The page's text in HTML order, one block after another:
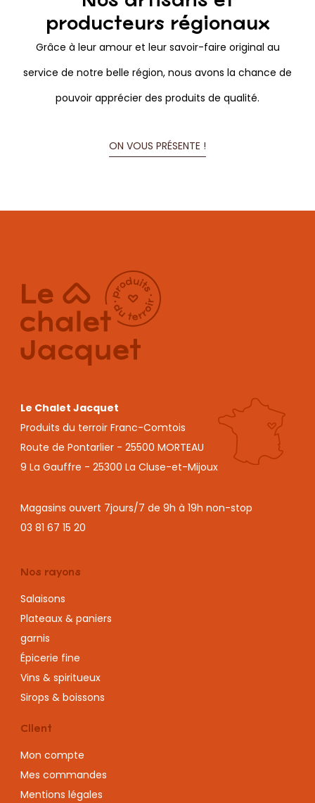
producteurs régionaux
Grâce à leur amour et leur savoir-faire original au
service de notre belle région, nous avons la chance de
pouvoir apprécier des produits de qualité.
ON VOUS PRÉSENTE !
Le Chalet Jacquet
Produits du terroir Franc-Comtois
Route de Pontarlier - 25500 MORTEAU
9 La Gauffre - 25300 La Cluse-et-Mijoux
Magasins ouvert 7jours/7 de 9h à 19h non-stop
03 81 67 15 20
Nos rayons
Salaisons
Plateaux & paniers
garnis
Épicerie fine
Vins & spiritueux
Sirops & boissons
Client
Mon compte
Mes commandes
Mentions légales